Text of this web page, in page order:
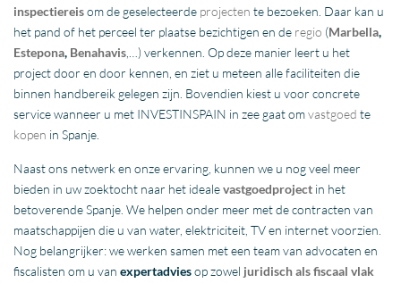
inspectiereisom de geselecteerde projecten te bezoeken. Daar kan u
het pand of het perceel ter plaatse bezichtigen en de regio (Marbella,
Estepona, Benahavis ,…) verkennen. Op deze manier leert u het
project door en door kennen, en ziet u meteen alle faciliteiten die
binnen handbereik gelegen zijn. Bovendien kiest u voor concrete
service wanneer u met INVESTINSPAIN in zee gaat omvastgoed te
kopen in Spanje.
Naast ons netwerk en onze ervaring, kunnen we u nog veel meer
bieden in uw zoektocht naar het idealevastgoedproject in het
betoverende Spanje. We helpen onder meer met de contracten van
maatschappijen die u van water, elektriciteit, TV en internet voorzien.
Nog belangrijker: we werken samen met een team van advocaten en
fiscalisten om u vanexpertadviesop zowel juridisch als fiscaal vlak